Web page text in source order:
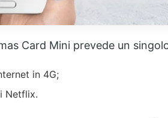
Card Mini prevede un
in 4G;
Netflix.